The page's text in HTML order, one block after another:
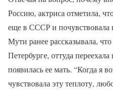
Россию, актриса отметила,
еще в СССР и почувствовала
Мути ранее рассказывала,
Петербурге, оттуда
появилась ее мать. “Когда я
чувствовала эту теплоту,